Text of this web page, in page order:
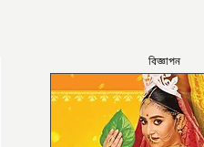
বিজ্ঞাপন